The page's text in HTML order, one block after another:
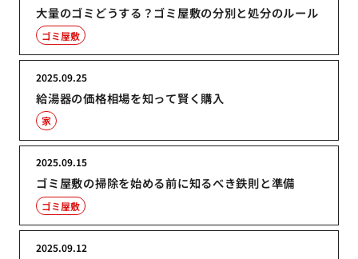
大量のゴミどうする？ゴミ屋敷の分別と処分のルール
ゴミ屋敷
給湯器の価格相場を知って賢く購入
2025.09.25
家
ゴミ屋敷の掃除を始める前に知るべき鉄則と準備
2025.09.15
ゴミ屋敷
2025.09.12